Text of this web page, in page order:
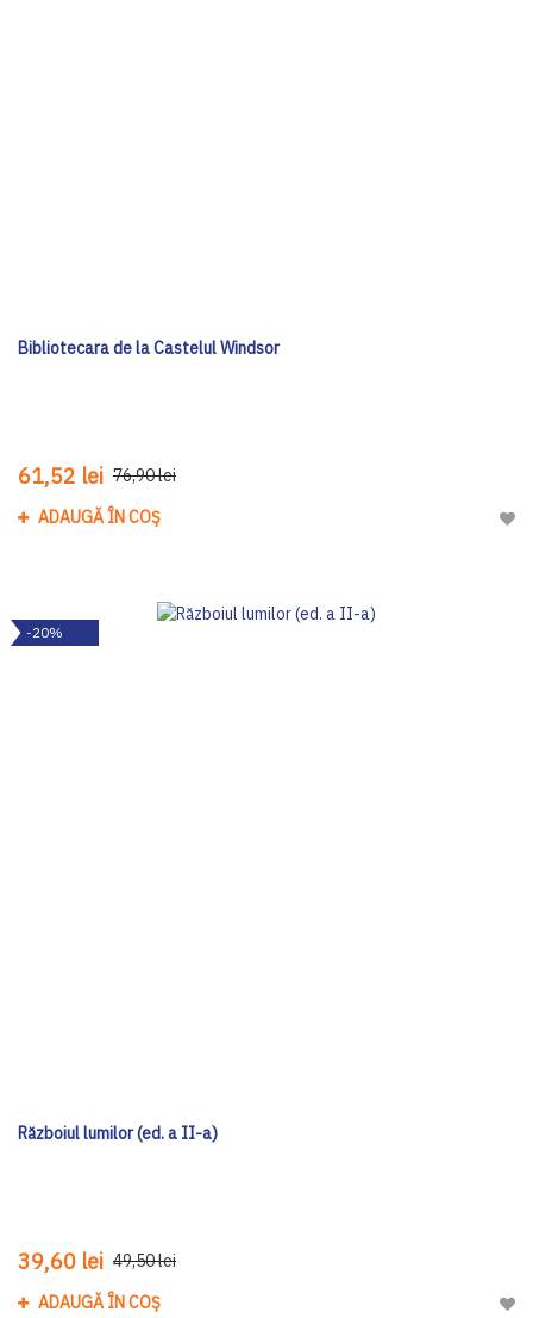
Bibliotecara de la Castelul Windsor
61,52 lei 76,90 lei
ADAUGĂ ÎN COȘ
-20%
Războiul lumilor (ed. a II-a)
39,60 lei 49,50 lei
ADAUGĂ ÎN COȘ